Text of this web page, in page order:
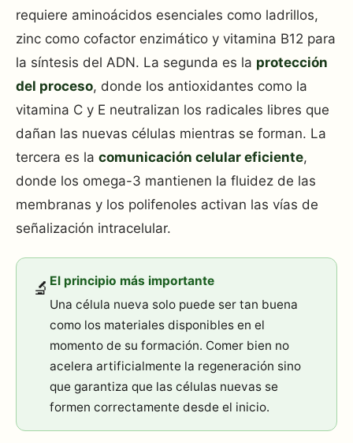
requiere aminoácidos esenciales como ladrillos,
zinc como cofactor enzimático y vitamina B12 para
la síntesis del ADN. La segunda es la protección
del proceso, donde los antioxidantes como la
vitamina C y E neutralizan los radicales libres que
dañan las nuevas células mientras se forman. La
tercera es la comunicación celular eficiente,
donde los omega-3 mantienen la fluidez de las
membranas y los polifenoles activan las vías de
señalización intracelular.
🔬 El principio más importante
Una célula nueva solo puede ser tan buena
como los materiales disponibles en el
momento de su formación. Comer bien no
acelera artificialmente la regeneración sino
que garantiza que las células nuevas se
formen correctamente desde el inicio.